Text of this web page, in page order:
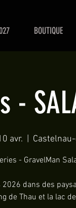
BOUTIQUE
-
avr.
- GravelMan
dans des
de Thau et la lac